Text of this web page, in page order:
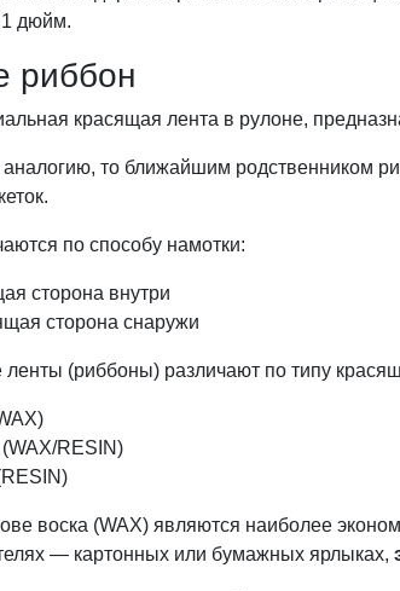
1 дюйм.
риббон
красящая лента в рулоне,
то ближайшим родственником
по способу намотки:
сторона внутри
сторона снаружи
(риббоны) различают по типу
RESIN)
воска (WAX) являются наиболее
— картонных или бумажных ярлыках,